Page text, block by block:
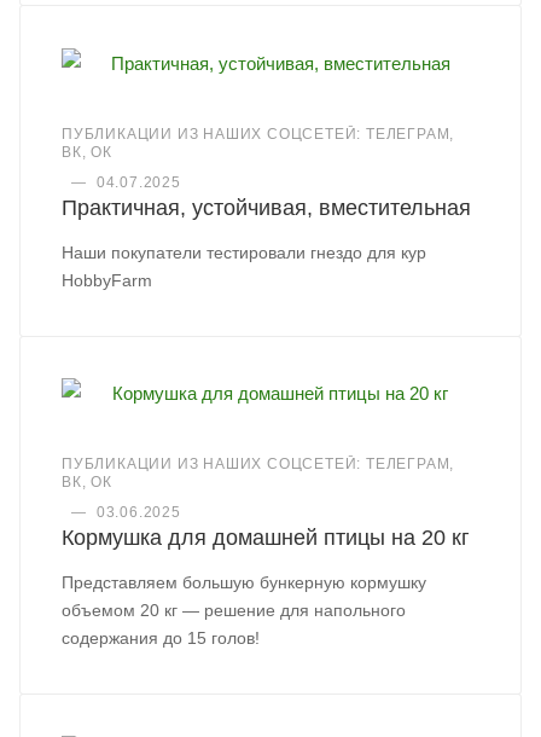
ПУБЛИКАЦИИ ИЗ НАШИХ СОЦСЕТЕЙ: ТЕЛЕГРАМ,
ВК, ОК
—
04.07.2025
Практичная, устойчивая, вместительная
Наши покупатели тестировали гнездо для кур
HobbyFarm
ПУБЛИКАЦИИ ИЗ НАШИХ СОЦСЕТЕЙ: ТЕЛЕГРАМ,
ВК, ОК
—
03.06.2025
Кормушка для домашней птицы на 20 кг
Представляем большую бункерную кормушку
объемом 20 кг — решение для напольного
содержания до 15 голов!